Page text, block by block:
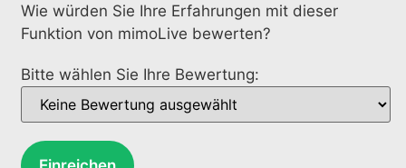
Wie würden Sie Ihre Erfahrungen mit dieser
Funktion von mimoLive bewerten?
Bitte wählen Sie Ihre Bewertung: